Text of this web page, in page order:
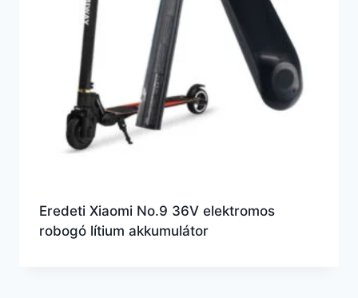
Eredeti Xiaomi No.9 36V elektromos
robogó lítium akkumulátor